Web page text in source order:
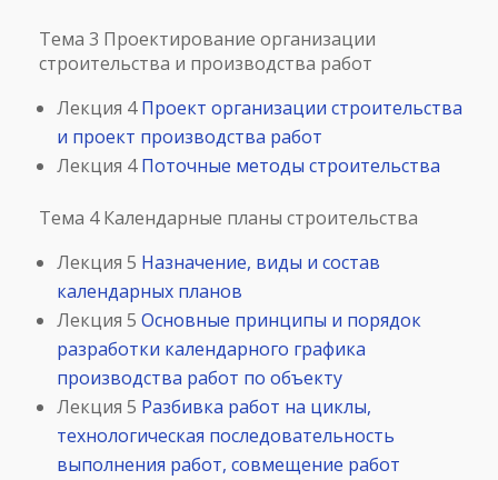
Тема 3 Проектирование организации
строительства и производства работ
Лекция 4Проект организации строительства
и проект производства работ
Лекция 4Поточные методы строительства
Тема 4 Календарные планы строительства
Лекция 5 Назначение, виды и состав
календарных планов
Лекция 5 Основные принципы и порядок
разработки календарного графика
производства работ по объекту
Лекция 5 Разбивка работ на циклы,
технологическая последовательность
выполнения работ, совмещение работ